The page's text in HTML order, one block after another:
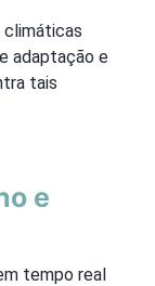
climáticas
adaptação e
tais
e
tempo real